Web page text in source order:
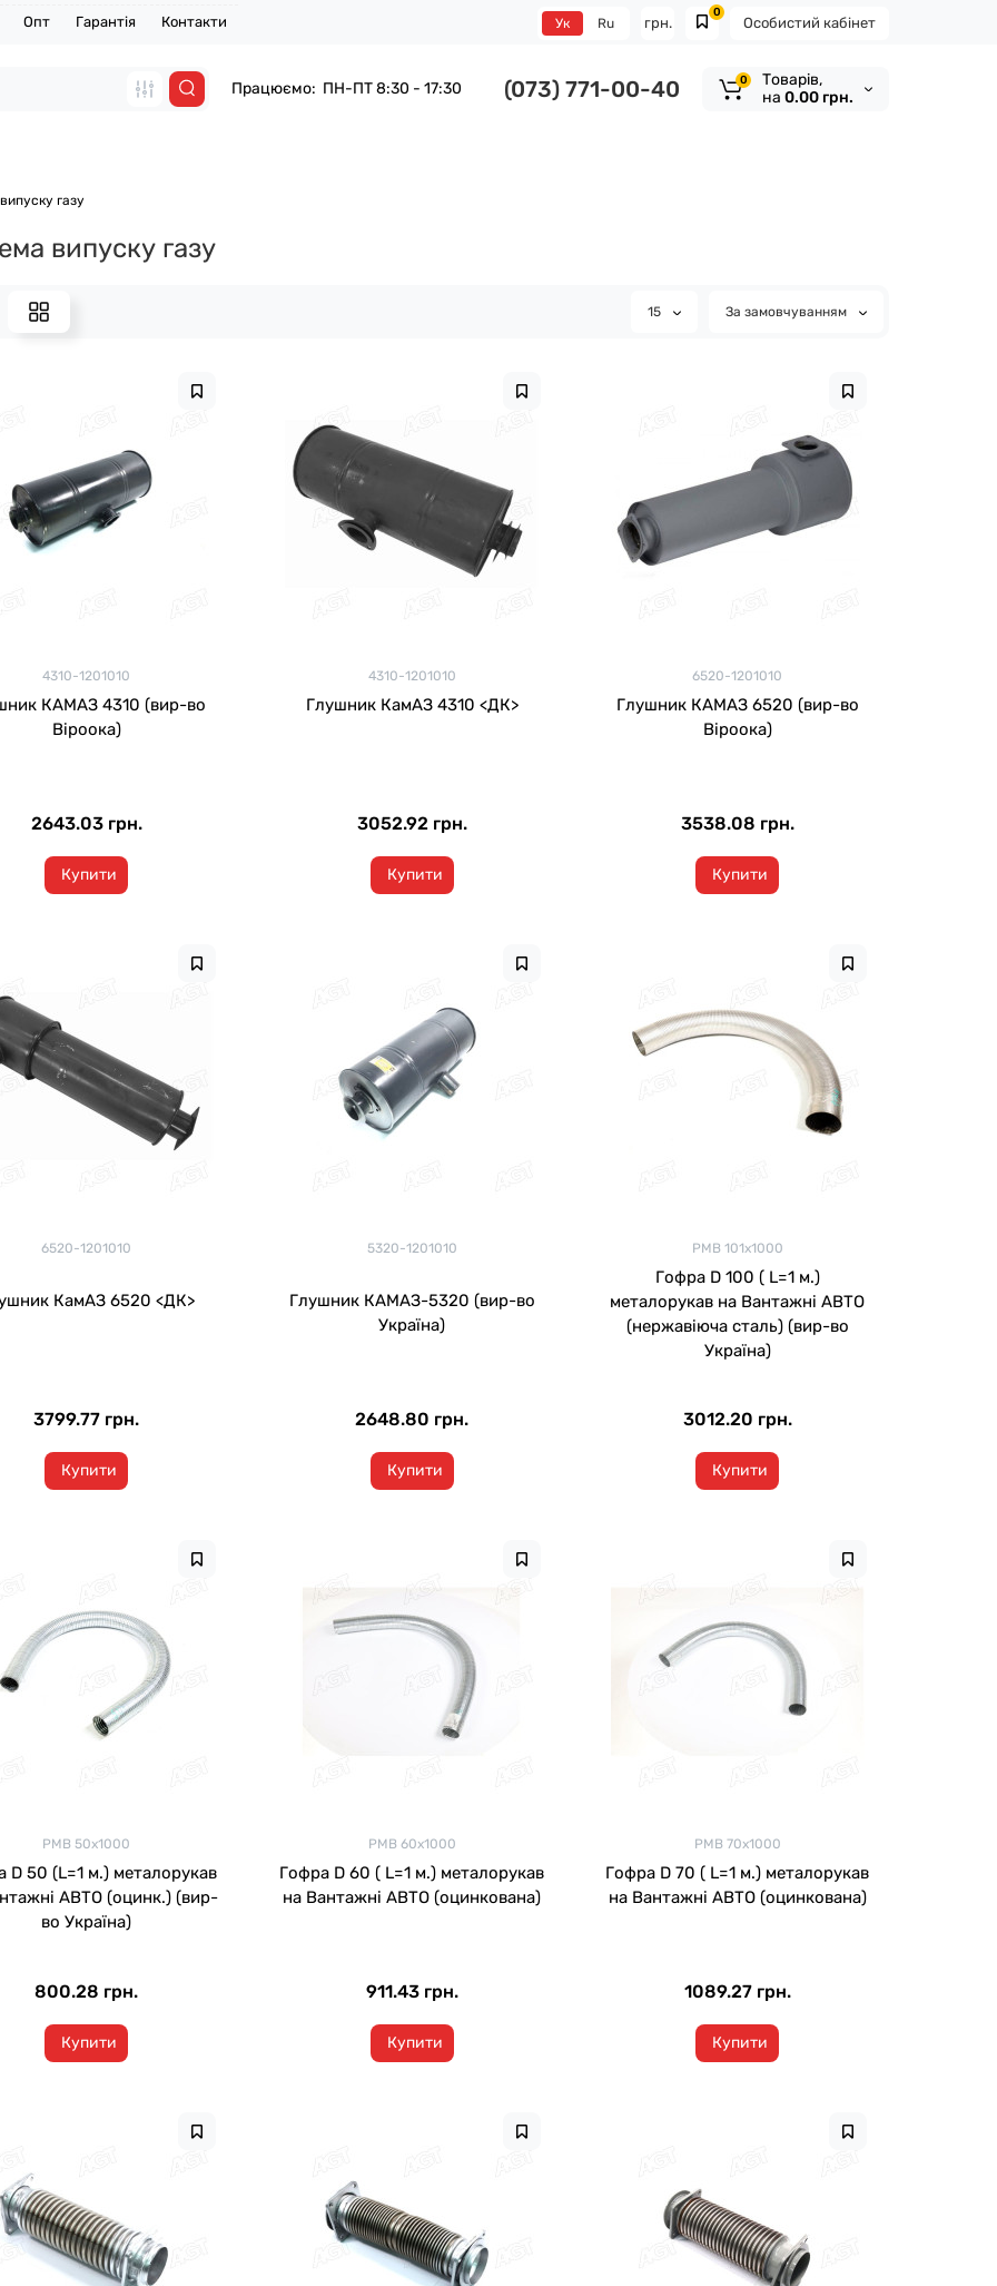
Опт Гарантія Контакти Особистий кабінет
0
грн.
Ук Ru
Працюємо: ПН-ПТ 8:30 - 17:30 (073) 771-00-40 0
Tоварів,
на 0.00 грн.
газу
випуску газу
15 За замовчуванням
4310-1201010
КАМАЗ 4310 (вир-во
Віроока)
2643.03 грн.
Купити
4310-1201010
Глушник КамАЗ 4310 <ДК>
3052.92 грн.
Купити
6520-1201010
Глушник КАМАЗ 6520 (вир-во
Віроока)
3538.08 грн.
Купити
6520-1201010
КамАЗ 6520 <ДК>
3799.77 грн.
Купити
5320-1201010
Глушник КАМАЗ-5320 (вир-во
Україна)
2648.80 грн.
Купити
РМВ 101х1000
Гофра D 100 ( L=1 м.)
металорукав на Вантажні АВТО
(нержавіюча сталь) (вир-во
Україна)
3012.20 грн.
Купити
РМВ 50х1000
D 50 (L=1 м.) металорукав
АВТО (оцинк.) (вир-
во Україна)
800.28 грн.
Купити
РМВ 60х1000
Гофра D 60 ( L=1 м.) металорукав
на Вантажні АВТО (оцинкована)
911.43 грн.
Купити
РМВ 70х1000
Гофра D 70 ( L=1 м.) металорукав
на Вантажні АВТО (оцинкована)
1089.27 грн.
Купити